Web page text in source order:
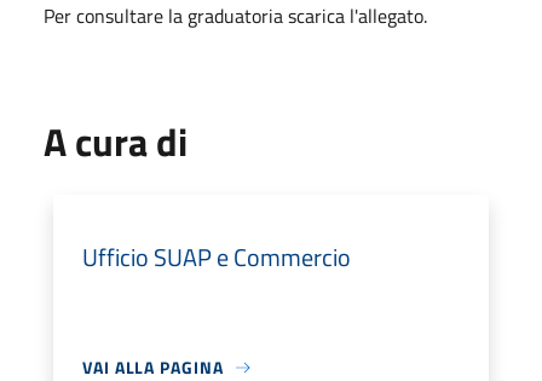
Per consultare la graduatoria scarica l'allegato.
A cura di
Ufficio SUAP e Commercio
VAI ALLA PAGINA